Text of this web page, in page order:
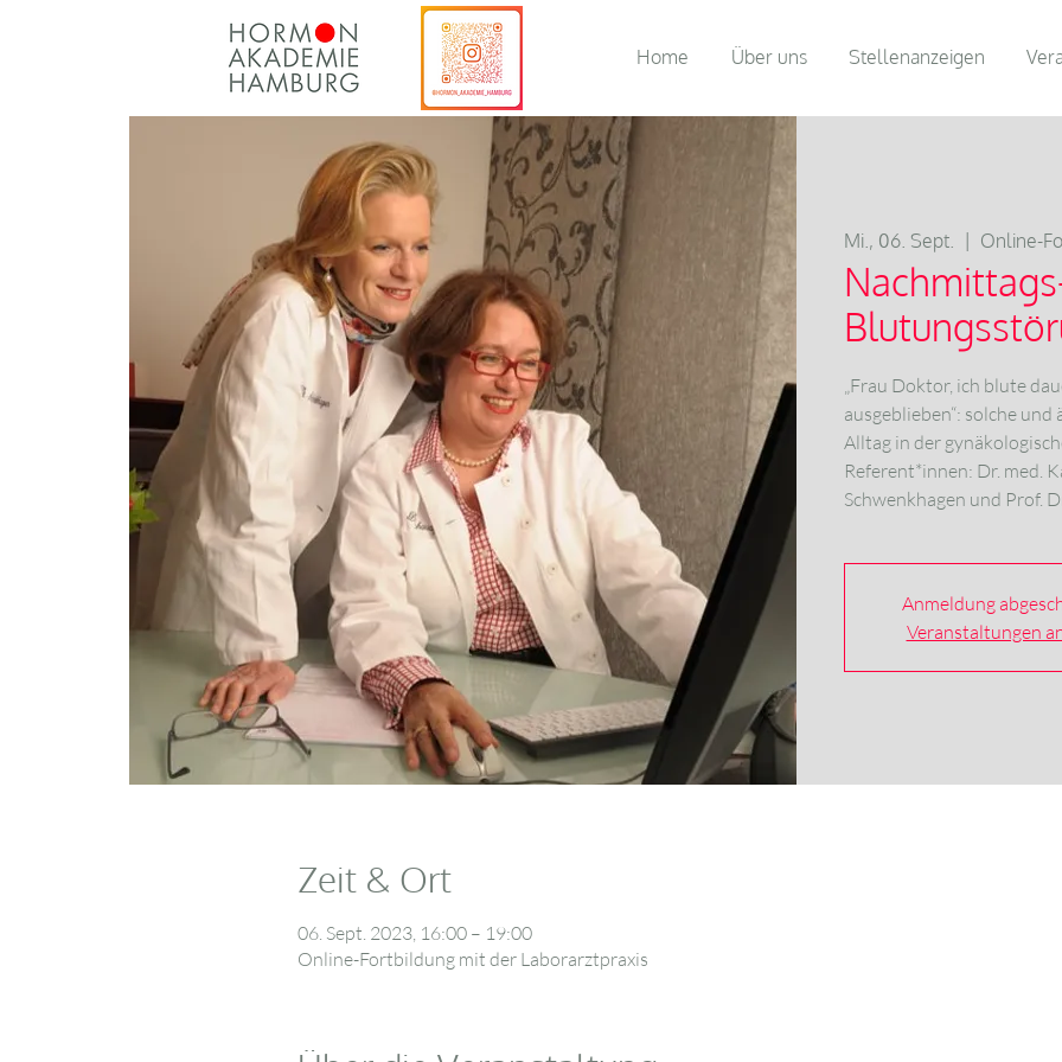
Home Über uns Stellenanzeigen
Mi., 06. Sept. Online-
„Frau Doktor, ich blute
ausgeblieben“: solche
Alltag in der
Referent*innen: Dr. med.
Schwenkhagen und Prof.
Anmeldung
Veranstaltungen
Zeit & Ort
06. Sept. 2023, 16:00 – 19:00
Online-Fortbildung mit der Laborarztpraxis